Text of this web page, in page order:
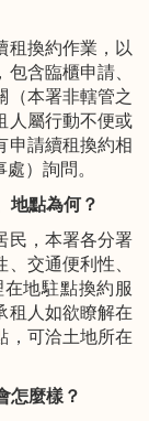
租換約作業，以
含臨櫃申請、
（本署非轄管之
人屬行動不便或
申請續租換約相
）詢問。
地點為何？
民，本署各分署
交通便利性、
地駐點換約服
租人如欲瞭解在
，可洽土地所在
怎麼樣？